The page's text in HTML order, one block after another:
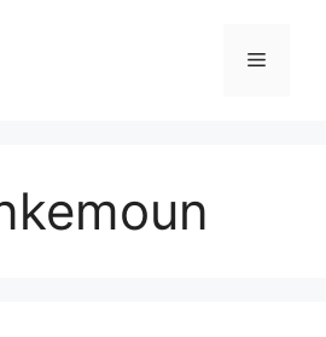
Menu